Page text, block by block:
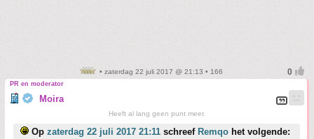
• zaterdag 22 juli 2017 @ 21:13 • 166
PR en moderator
Moira
Heeft al lang geen punt meer.
Op zaterdag 22 juli 2017 21:11 schreef Remqo het volgende: